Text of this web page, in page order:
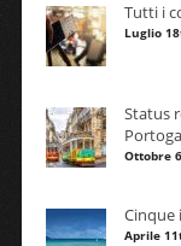
Tutti i
Luglio
Status
Ottobre
Cinque
Aprile